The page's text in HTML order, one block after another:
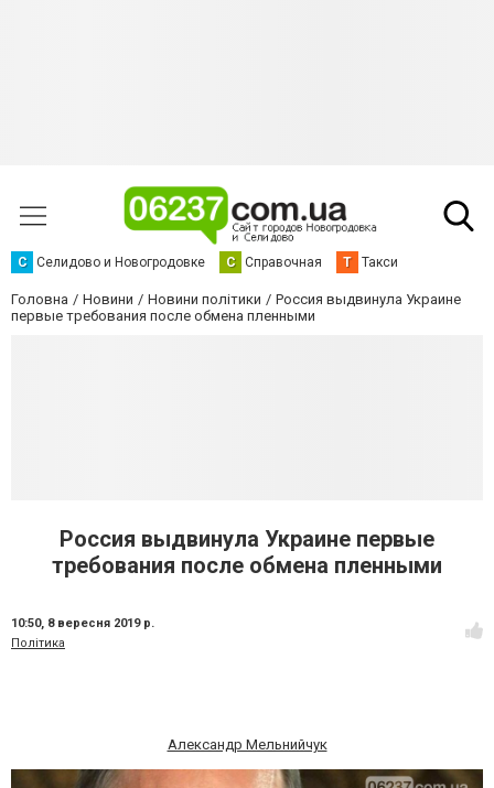
С Селидово и Новогродовке С Справочная Т Такси
Головна Новини Новини політики
Россия выдвинула Украине
первые требования после обмена пленными
Россия выдвинула Украине первые
требования после обмена пленными
10:50, 8 вересня 2019 р.
Політика
Александр Мельнийчук